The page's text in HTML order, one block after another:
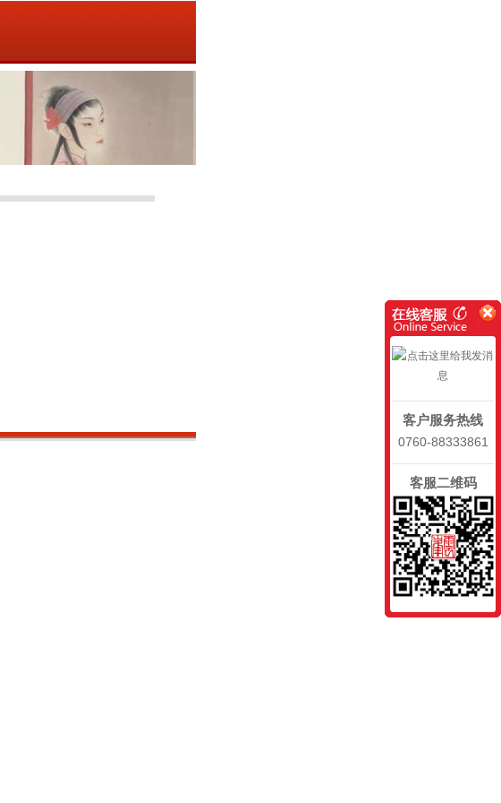
客户服务热线
0760-88333861
客服二维码